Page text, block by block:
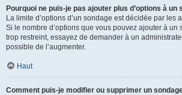
Pourquoi ne puis-je pas ajouter plus d’options à un
La limite d’options d’un sondage est décidée par les
Si le nombre d’options que vous pouvez ajouter à un
trop restreint, essayez de demander à un
possible de l’augmenter.
Haut
Comment puis-je modifier ou supprimer un